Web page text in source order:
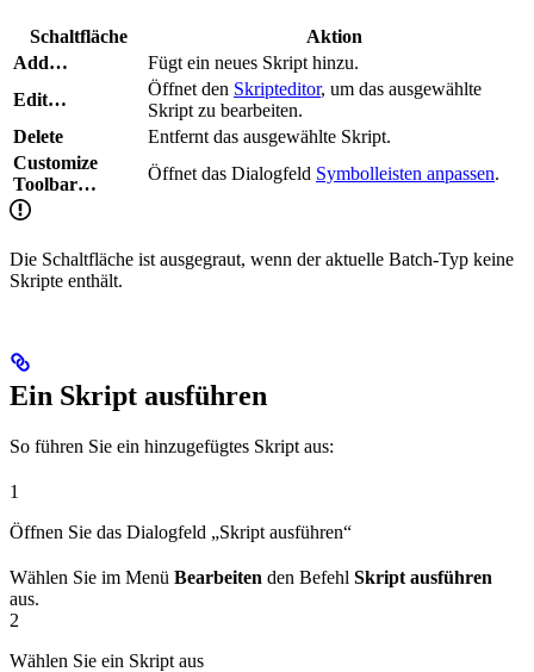
Schaltfläche
Aktion
Add…
Fügt ein neues Skript hinzu.
Edit…
Öffnet den Skripteditor, um das ausgewählte
Skript zu bearbeiten.
Delete
Entfernt das ausgewählte Skript.
Customize
Toolbar…
Öffnet das Dialogfeld Symbolleisten anpassen.
Die Schaltfläche ist ausgegraut, wenn der aktuelle Batch-Typ keine
Skripte enthält.
Ein Skript ausführen
So führen Sie ein hinzugefügtes Skript aus:
1
Öffnen Sie das Dialogfeld „Skript ausführen“
Wählen Sie im Menü Bearbeiten den Befehl Skript ausführen
aus.
2
Wählen Sie ein Skript aus